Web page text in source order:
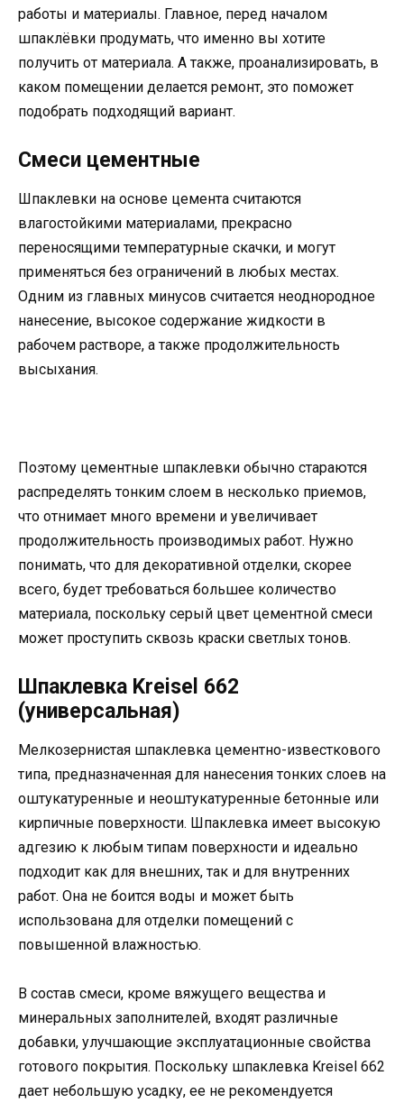
работы и материалы. Главное, перед началом
шпаклёвки продумать, что именно вы хотите
получить от материала. А также, проанализировать, в
каком помещении делается ремонт, это поможет
подобрать подходящий вариант.
Смеси цементные
Шпаклевки на основе цемента считаются
влагостойкими материалами, прекрасно
переносящими температурные скачки, и могут
применяться без ограничений в любых местах.
Одним из главных минусов считается неоднородное
нанесение, высокое содержание жидкости в
рабочем растворе, а также продолжительность
высыхания.
Поэтому цементные шпаклевки обычно стараются
распределять тонким слоем в несколько приемов,
что отнимает много времени и увеличивает
продолжительность производимых работ. Нужно
понимать, что для декоративной отделки, скорее
всего, будет требоваться большее количество
материала, поскольку серый цвет цементной смеси
может проступить сквозь краски светлых тонов.
Шпаклевка Kreisel 662
(универсальная)
Мелкозернистая шпаклевка цементно-известкового
типа, предназначенная для нанесения тонких слоев на
оштукатуренные и неоштукатуренные бетонные или
кирпичные поверхности. Шпаклевка имеет высокую
адгезию к любым типам поверхности и идеально
подходит как для внешних, так и для внутренних
работ. Она не боится воды и может быть
использована для отделки помещений с
повышенной влажностью.
В состав смеси, кроме вяжущего вещества и
минеральных заполнителей, входят различные
добавки, улучшающие эксплуатационные свойства
готового покрытия. Поскольку шпаклевка Kreisel 662
дает небольшую усадку, ее не рекомендуется